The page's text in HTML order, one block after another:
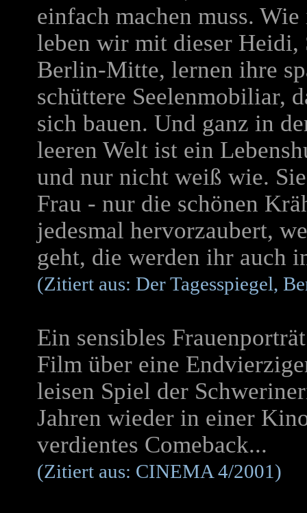
einfach machen muss.
leben wir mit dieser
Berlin-Mitte, lernen ihre
schüttere Seelenmobiliar,
sich bauen. Und ganz in
leeren Welt ist ein
und nur nicht weiß wie.
Frau - nur die schönen
jedesmal hervorzaubert,
geht, die werden ihr auch
(Zitiert aus: Der Tagesspiegel,
Ein sensibles
Film über eine
leisen Spiel der
Jahren wieder in einer
verdientes Comeback...
(Zitiert aus: CINEMA 4/2001)